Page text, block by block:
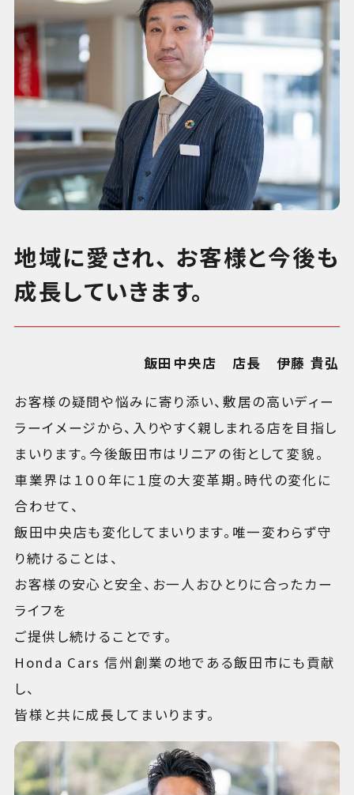
地域に愛され、 お客様と今後も
成長していきます。
飯田中央店 店長 伊藤 貴弘
お客様の疑問や悩みに寄り添い、敷居の高いディー
ラーイメージから、入りやすく親しまれる店を目指し
まいります。今後飯田市はリニアの街として変貌。
車業界は１００年に１度の大変革期。時代の変化に
合わせて、
飯田中央店も変化してまいります。唯一変わらず守
り続けることは、
お客様の安心と安全、お一人おひとりに合ったカー
ライフを
ご提供し続けることです。
Honda Cars 信州創業の地である飯田市にも貢献
し、
皆様と共に成長してまいります。